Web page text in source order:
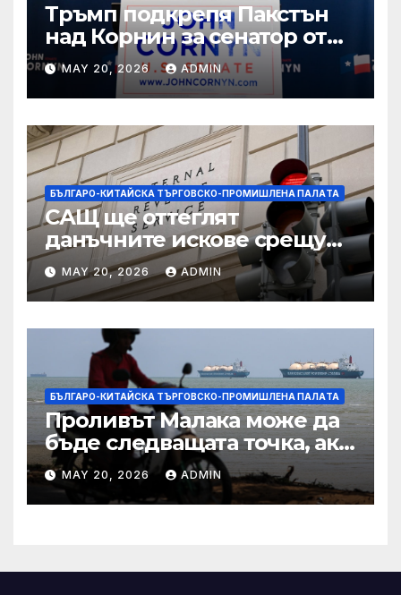
Тръмп подкрепя Пакстън
над Корнин за сенатор от
Тексас в шокираща
подкрепа
MAY 20, 2026 ADMIN
БЪЛГАРО-КИТАЙСКА ТЪРГОВСКО-ПРОМИШЛЕНА ПАЛAТА
САЩ ще оттеглят
данъчните искове срещу
Тръмп „завинаги“ в
сделката за съдебно дело с
IRS
MAY 20, 2026 ADMIN
БЪЛГАРО-КИТАЙСКА ТЪРГОВСКО-ПРОМИШЛЕНА ПАЛAТА
Проливът Малака може да
бъде следващата точка, ако
Азия не внимава
MAY 20, 2026 ADMIN